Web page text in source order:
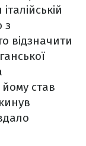
з
відзначити
став